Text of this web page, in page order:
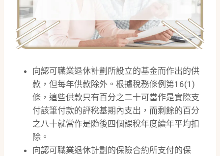
向認可職業退休計劃所設立的基金而作出的供
款，但每年供款除外。根據稅務條例第16(1)
條，這些供款只有百分之二十可當作是實際支
付該筆付款的評稅基期內支出，而剩餘的百分
之八十就當作是隨後四個課稅年度續年平均扣
除。
向認可職業退休計劃的保險合約所支付的保